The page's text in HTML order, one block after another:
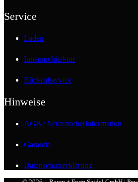
Service
Laden
Innenarchitektur
Rückrufservice
Hinweise
AGB / Verbraucherinformation
Garantie
Datenschutzerklärung